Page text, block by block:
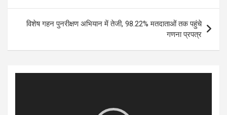
विशेष गहन पुनरीक्षण अभियान में तेजी, 98.22% मतदाताओं तक पहुंचे
गणना प्रपत्र